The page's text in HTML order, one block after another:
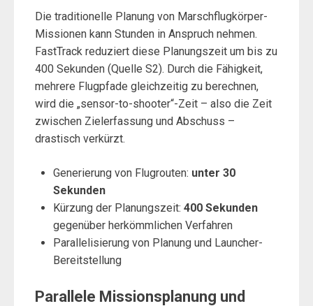
Die traditionelle Planung von Marschflugkörper-
Missionen kann Stunden in Anspruch nehmen.
FastTrack reduziert diese Planungszeit um bis zu
400 Sekunden (Quelle S2). Durch die Fähigkeit,
mehrere Flugpfade gleichzeitig zu berechnen,
wird die „sensor-to-shooter“-Zeit – also die Zeit
zwischen Zielerfassung und Abschuss –
drastisch verkürzt.
Generierung von Flugrouten: unter 30
Sekunden
Kürzung der Planungszeit: 400 Sekunden
gegenüber herkömmlichen Verfahren
Parallelisierung von Planung und Launcher-
Bereitstellung
Parallele Missionsplanung und